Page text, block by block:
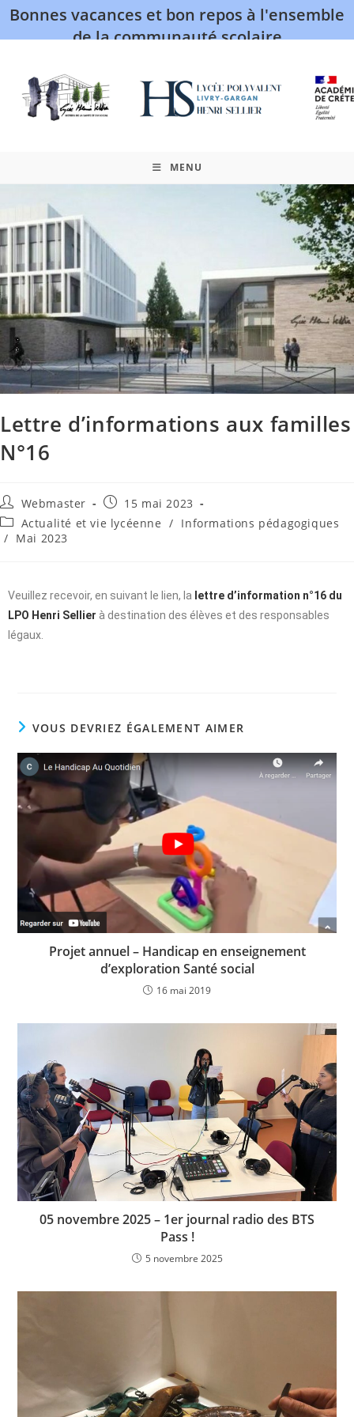
Bonnes vacances et bon repos à l'ensemble
de la communauté scolaire
MENU
Lettre d’informations aux familles
N°16
Webmaster
15 mai 2023
Actualité et vie lycéenne / Informations pédagogiques
/ Mai 2023
Veuillez recevoir, en suivant le lien, la lettre d’information n°16 du
LPO Henri Sellier à destination des élèves et des responsables
légaux.
VOUS DEVRIEZ ÉGALEMENT AIMER
Projet annuel – Handicap en enseignement
d’exploration Santé social
16 mai 2019
05 novembre 2025 – 1er journal radio des BTS
Pass !
5 novembre 2025